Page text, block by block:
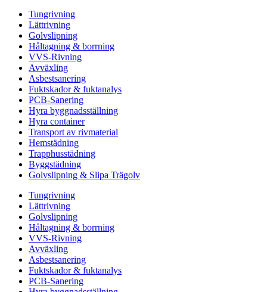
Tungrivning
Lättrivning
Golvslipning
Håltagning & borrning
VVS-Rivning
Avväxling
Asbestsanering
Fuktskador & fuktanalys
PCB-Sanering
Hyra byggnadsställning
Hyra container
Transport av rivmaterial
Hemstädning
Trapphusstädning
Byggstädning
Golvslipning & Slipa Trägolv
Tungrivning
Lättrivning
Golvslipning
Håltagning & borrning
VVS-Rivning
Avväxling
Asbestsanering
Fuktskador & fuktanalys
PCB-Sanering